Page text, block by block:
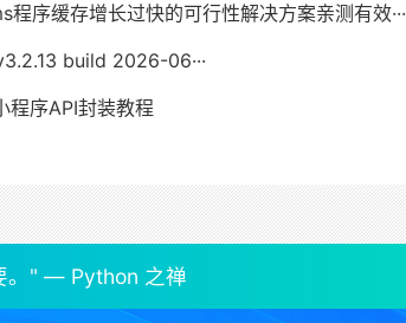
序缓存增长过快的可行性解决方案亲测有效···
build 2026-06···
程序API封装教程
。" — Python 之禅